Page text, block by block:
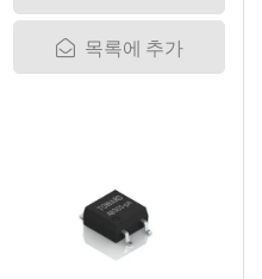
목록에 추가